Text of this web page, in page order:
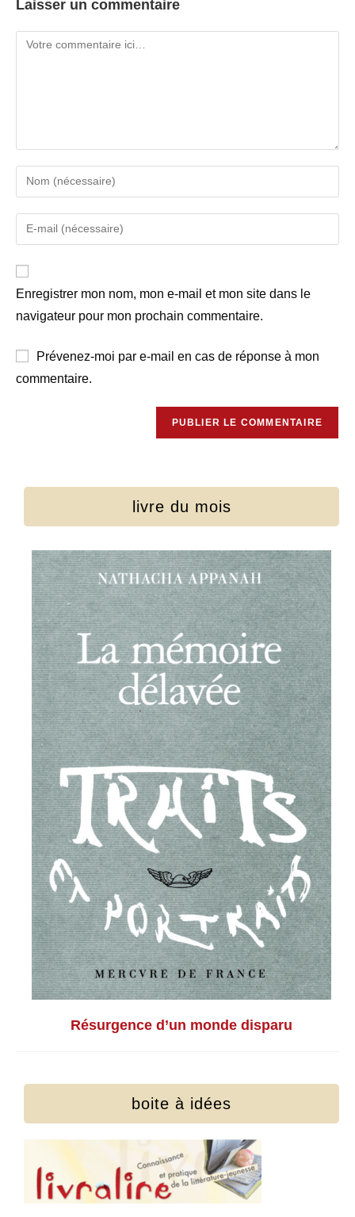
Laisser un commentaire
Enregistrer mon nom, mon e-mail et mon site dans le
navigateur pour mon prochain commentaire.
Prévenez-moi par e-mail en cas de réponse à mon
commentaire.
livre du mois
Résurgence d’un monde disparu
boite à idées